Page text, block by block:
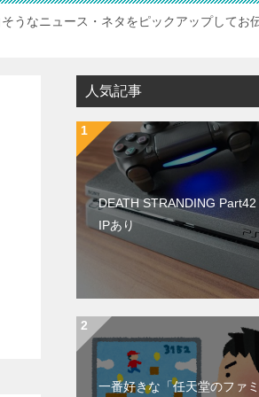
うなニュース・ネタをピックアップしてお
人気記事
DEATH STRANDING Part42
IPあり
一番好きな「任天堂のファ